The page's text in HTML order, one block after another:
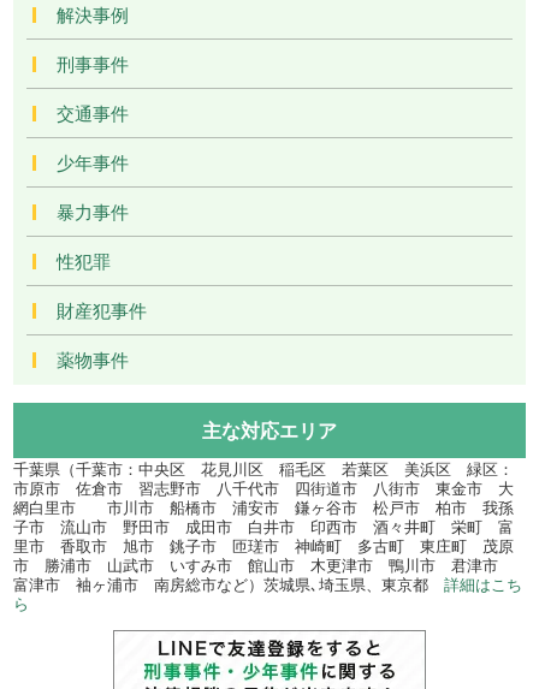
解決事例
刑事事件
交通事件
少年事件
暴力事件
性犯罪
財産犯事件
薬物事件
主な対応エリア
千葉県（千葉市：中央区 花見川区 稲毛区 若葉区 美浜区 緑区：
市原市 佐倉市 習志野市 八千代市 四街道市 八街市 東金市 大
網白里市 市川市 船橋市 浦安市 鎌ヶ谷市 松戸市 柏市 我孫
子市 流山市 野田市 成田市 白井市 印西市 酒々井町 栄町 富
里市 香取市 旭市 銚子市 匝瑳市 神崎町 多古町 東庄町 茂原
市 勝浦市 山武市 いすみ市 館山市 木更津市 鴨川市 君津市
富津市 袖ヶ浦市 南房総市など）茨城県､埼玉県、東京都詳細はこち
ら